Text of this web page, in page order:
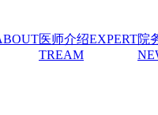
医师介绍EXPERT
TREAM
院